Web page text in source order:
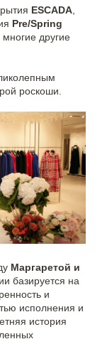
ESCADA,
Pre/Spring
другие
роскоши.
Маргаретой и
базируется на
и
исполнения и
история